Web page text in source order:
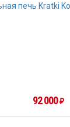
92 000 ₽